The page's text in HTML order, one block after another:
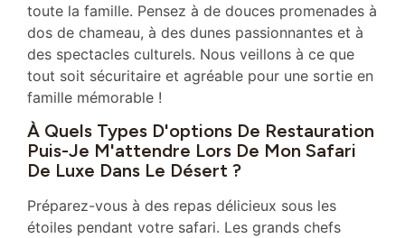
toute la famille. Pensez à de douces promenades à
dos de chameau, à des dunes passionnantes et à
des spectacles culturels. Nous veillons à ce que
tout soit sécuritaire et agréable pour une sortie en
famille mémorable !
À Quels Types D'options De Restauration
Puis-Je M'attendre Lors De Mon Safari
De Luxe Dans Le Désert ?
Préparez-vous à des repas délicieux sous les
étoiles pendant votre safari. Les grands chefs